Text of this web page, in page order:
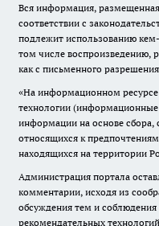
Вся информация,
соответствии с
подлежит использованию
том числе воспроизведению,
как с письменного
«На информационном
технологии (информационные
информации на основе сбора,
относящихся к
находящихся на территории
Администрация портала
комментарии, исходя из
обсуждения тем и соблюдения
рекомендательных